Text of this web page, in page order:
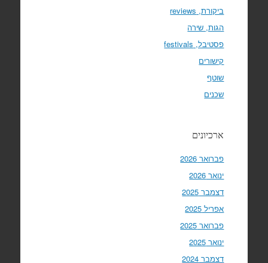
ביקורת, reviews
הגות, שירה
פסטיבל, festivals
קישורים
שוטף
שכנים
ארכיונים
פברואר 2026
ינואר 2026
דצמבר 2025
אפריל 2025
פברואר 2025
ינואר 2025
דצמבר 2024